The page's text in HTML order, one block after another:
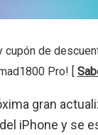
cupón de
Pro! [
gran
iPhone y se